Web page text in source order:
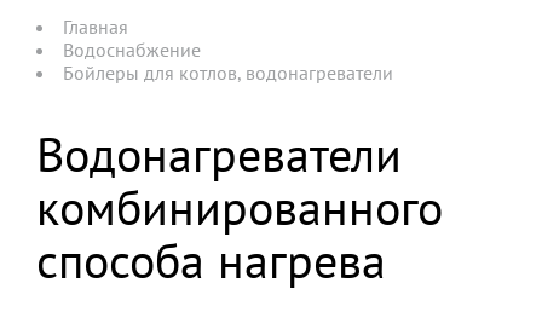
Главная
Водоснабжение
Бойлеры для котлов, водонагреватели
Водонагреватели
комбинированного
способа нагрева